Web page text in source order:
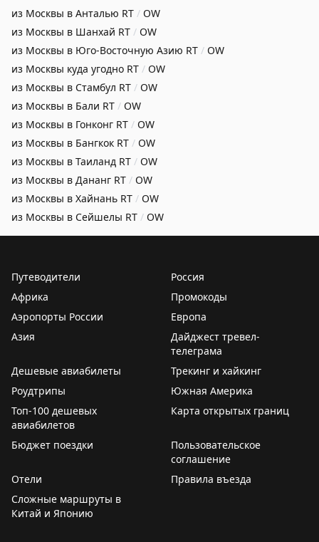
из Москвы в Анталью RT / OW
из Москвы в Шанхай RT / OW
из Москвы в Юго-Восточную Азию RT / OW
из Москвы куда угодно RT / OW
из Москвы в Стамбул RT / OW
из Москвы в Бали RT / OW
из Москвы в Гонконг RT / OW
из Москвы в Бангкок RT / OW
из Москвы в Таиланд RT / OW
из Москвы в Дананг RT / OW
из Москвы в Хайнань RT / OW
из Москвы в Сейшелы RT / OW
Путеводители
Россия
Африка
Промокоды
Аэропорты России
Европа
Азия
Дайджест тревел-
телеграма
Дешевые авиабилеты
Трекинг и хайкинг
Роудтрипы
Южная Америка
Топ-100 дешевых
авиабилетов
Карта открытых границ
Бюджет поездки
Пользовательское
соглашение
Отели
Правила въезда
Сложные маршруты в
Китай и Японию